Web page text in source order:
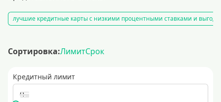
лучшие кредитные карты с низкими процентными ставками и
Сортировка:ЛимитСрок
Кредитный лимит